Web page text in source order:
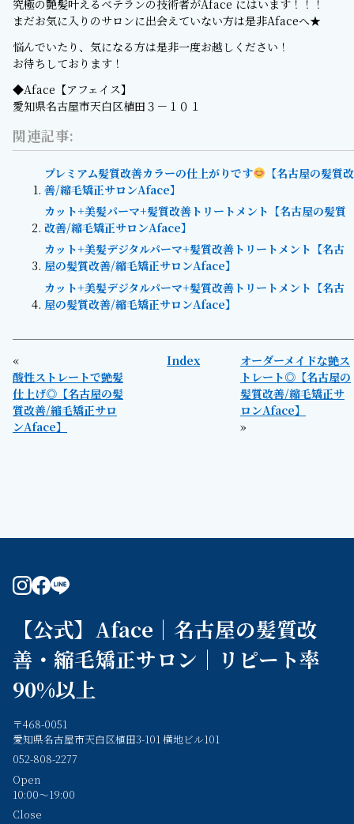
究極の艶髪叶えるベテランの技術者がAface にはいます！！！
まだお気に入りのサロンに出会えていない方は是非Afaceへ★
悩んでいたり、気になる方は是非一度お越しください！
お待ちしております！
◆Aface【アフェイス】
愛知県名古屋市天白区植田３－１０１
関連記事:
プレミアム髪質改善カラーの仕上がりです
【名古屋の髪質改
善/縮毛矯正サロンAface】
カット+美髪パーマ+髪質改善トリートメント【名古屋の髪質
改善/縮毛矯正サロンAface】
カット+美髪デジタルパーマ+髪質改善トリートメント【名古
屋の髪質改善/縮毛矯正サロンAface】
カット+美髪デジタルパーマ+髪質改善トリートメント【名古
屋の髪質改善/縮毛矯正サロンAface】
«
酸性ストレートで艶髪
仕上げ◎【名古屋の髪
質改善/縮毛矯正サロ
ンAface】
Index
オーダーメイドな艶ス
トレート◎【名古屋の
髪質改善/縮毛矯正サ
ロンAface】
»
【公式】Aface｜名古屋の髪質改
善・縮毛矯正サロン｜リピート率
90%以上
〒468-0051
愛知県名古屋市天白区植田3-101 横地ビル101
052-808-2277
Open
10:00～19:00
Close